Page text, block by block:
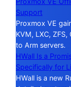
Support
Proxmox VE
KVM, LXC,
to Arm servers.
HWall Is a
Specifically for
HWall is a new